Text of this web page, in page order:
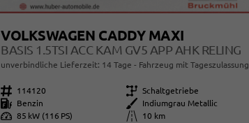
VOLKSWAGEN CADDY MAXI
BASIS 1.5TSI ACC KAM GV5 APP AHK RELING
unverbindliche Lieferzeit: 14 Tage Fahrzeug mit Tageszulassung
Fahrzeugnr. 114120 Getriebe Schaltgetriebe
Kraftstoff
Benzin Außenfarbe
Indiumgrau Metallic
Leistung 85 kW (116 PS) Kilometerstand
10 km